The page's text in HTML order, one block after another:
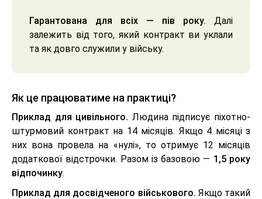
Гарантована для всіх — пів року. Далі
залежить від того, який контракт ви уклали
та як довго служили у війську.
Як це працюватиме на практиці?
Приклад для цивільного. Людина підписує піхотно-
штурмовий контракт на 14 місяців. Якщо 4 місяці з
них вона провела на «нулі», то отримує 12 місяців
додаткової відстрочки. Разом із базовою — 1,5 року
відпочинку.
Приклад для досвідченого військового. Якщо такий